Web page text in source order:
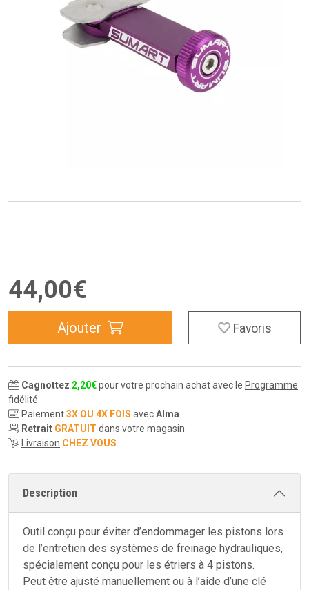
44,00€
Ajouter Favoris
Cagnottez 2,20€pour votre prochain achat avec le Programme
fidélité
Paiement3X OU 4X FOIS avecAlma
Retrait GRATUIT dans votre magasin
Livraison CHEZ VOUS
Description
Outil conçu pour éviter d’endommager les pistons lors
de l’entretien des systèmes de freinage hydrauliques,
spécialement conçu pour les étriers à 4 pistons.
Peut être ajusté manuellement ou à l’aide d’une clé